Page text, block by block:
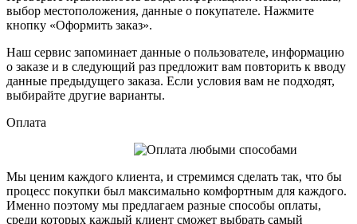
выбор местоположения, данные о покупателе. Нажмите
кнопку «Оформить заказ».
Наш сервис запоминает данные о пользователе, информацию
о заказе и в следующий раз предложит вам повторить к вводу
данные предыдущего заказа. Если условия вам не подходят,
выбирайте другие варианты.
Оплата
Мы ценим каждого клиента, и стремимся сделать так, что бы
процесс покупки был максимально комфортным для каждого.
Именно поэтому мы предлагаем разные способы оплаты,
среди которых каждый клиент сможет выбрать самый